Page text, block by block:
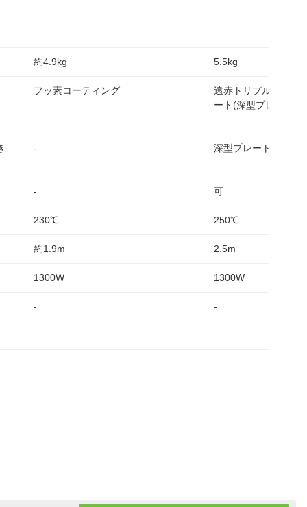
約4.9kg
フッ素コーティング
-
-
230℃
約1.9m
1300W
-
5.5kg
遠赤トリプルチタン
ート(深型プレートの
深型プレート・焼肉
可
250℃
2.5m
1300W
-